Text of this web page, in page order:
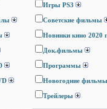
Игры PS3
Cоветские фильмы
Новинки кино 2020
Док.фильмы
Программы
Новогодние фильмы
Трейлеры